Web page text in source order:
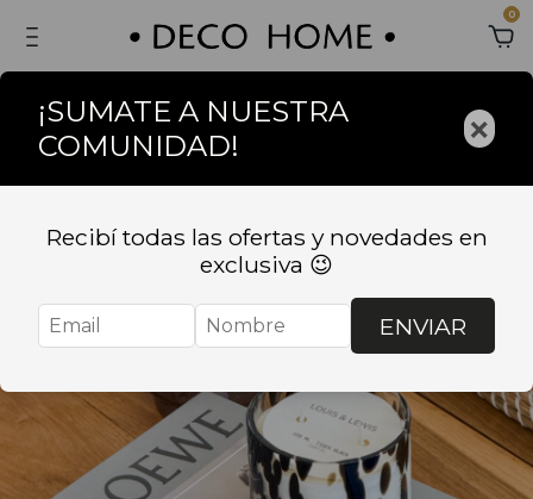
0
off transferencia 📲
¡SUMATE A NUESTRA
COMUNIDAD!
×
Recibí todas las ofertas y novedades en
exclusiva 😉
ENVIAR